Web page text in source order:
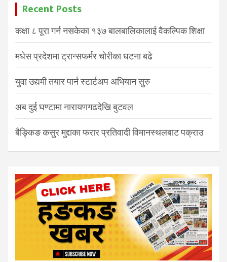
Recent Posts
कक्षा ८ पूरा गर्न नसकेका १३७ बालबालिकालाई वैकल्पिक शिक्षा
मधेस प्रदेशमा ट्रान्सफर्मर चोरीका घटना बढे
युवा उद्यमी तयार पार्न स्टार्टअप अभियान सुरु
अब दुई घण्टामा नारायणगढदेखि बुटवल
बैङ्किङ कसुर मुद्दाका फरार प्रतिवादी विमानस्थलबाट पक्राउ